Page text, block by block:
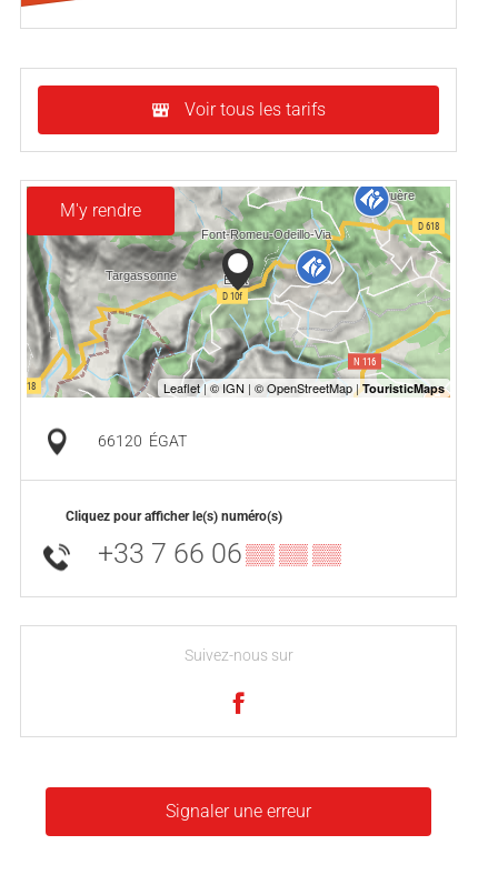
Voir tous les tarifs
M'y rendre
66120 ÉGAT
Cliquez pour afficher le(s) numéro(s)
+33 7 66 06▒▒ ▒▒ ▒▒
Suivez-nous sur
Signaler une erreur